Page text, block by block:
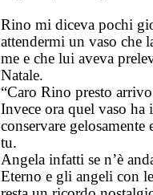
Rino mi diceva pochi
attendermi un vaso che
me e che lui aveva
Natale.
“Caro Rino presto
Invece ora quel vaso ha
conservare
tu.
Angela infatti se n’è
Eterno e gli angeli con